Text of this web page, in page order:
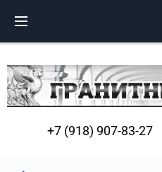
+7 (918) 907-83-27